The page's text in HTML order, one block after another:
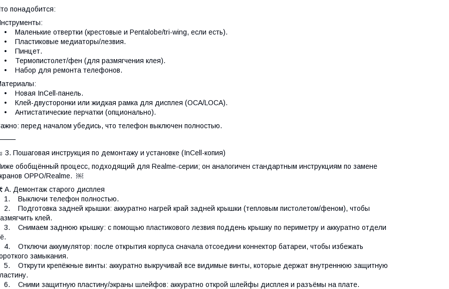
понадобится:
• Маленькие отвертки (крестовые и Pentalobe/tri-wing, если есть).
• Пластиковые медиаторы/лезвия.
• Пинцет.
• Термопистолет/фен (для размягчения клея).
• Набор для ремонта телефонов.
• Новая InCell-панель.
• Клей-двусторонки или жидкая рамка для дисплея (OCA/LOCA).
• Антистатические перчатки (опционально).
перед началом убедись, что телефон выключен полностью.
3. Пошаговая инструкция по демонтажу и установке (InCell-копия)
обобщённый процесс, подходящий для Realme-серии; он аналогичен стандартным инструкциям по замене
OPPO/Realme. ￼
A. Демонтаж старого дисплея
1. Выключи телефон полностью.
2. Подготовка задней крышки: аккуратно нагрей край задней крышки (тепловым пистолетом/феном), чтобы
клей.
3. Снимаем заднюю крышку: с помощью пластикового лезвия поддень крышку по периметру и аккуратно отдели
4. Отключи аккумулятор: после открытия корпуса сначала отсоедини коннектор батареи, чтобы избежать
замыкания.
5. Открути крепёжные винты: аккуратно выкручивай все видимые винты, которые держат внутреннюю защитную
6. Сними защитную пластину/экраны шлейфов: аккуратно открой шлейфы дисплея и разъёмы на плате.